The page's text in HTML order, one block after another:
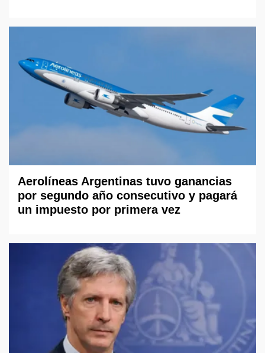
Aerolíneas Argentinas tuvo ganancias
por segundo año consecutivo y pagará
un impuesto por primera vez